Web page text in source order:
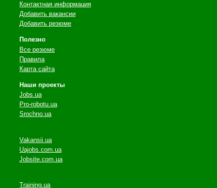
Контактная информация
Добавить вакансии
Добавить резюме
Полезно
Все резюме
Правила
Карта сайта
Наши проекты
Jobs.ua
Pro-robotu.ua
Srochno.ua
Vakansii.ua
Uajobs.com.ua
Jobsite.com.ua
Training.ua